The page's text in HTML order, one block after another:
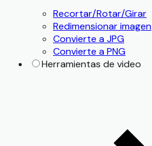
Recortar/Rotar/Girar
Redimensionar imagen
Convierte a JPG
Convierte a PNG
Herramientas de video